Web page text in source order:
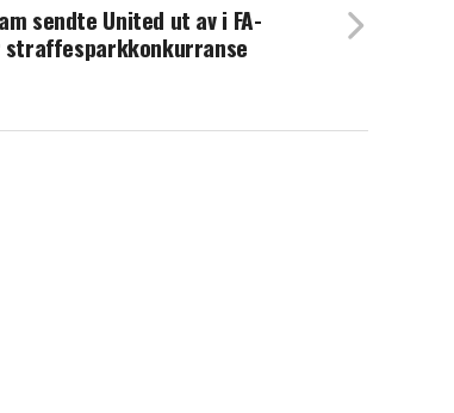
sendte United ut av i FA-